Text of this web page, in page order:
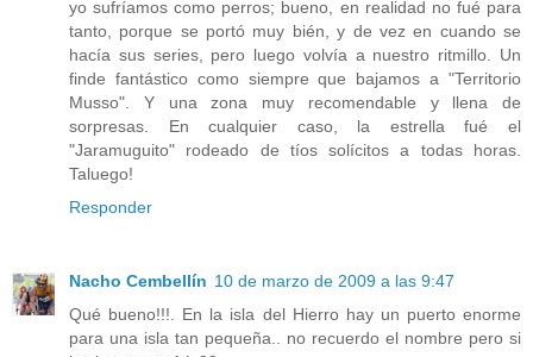
yo sufríamos como perros; bueno, en realidad no fué para
tanto, porque se portó muy bién, y de vez en cuando se
hacía sus series, pero luego volvía a nuestro ritmillo. Un
finde fantástico como siempre que bajamos a "Territorio
Musso". Y una zona muy recomendable y llena de
sorpresas. En cualquier caso, la estrella fué el
"Jaramuguito" rodeado de tíos solícitos a todas horas.
Taluego!
Responder
Nacho Cembellín 10 de marzo de 2009 a las 9:47
Qué bueno!!!. En la isla del Hierro hay un puerto enorme
para una isla tan pequeña.. no recuerdo el nombre pero si